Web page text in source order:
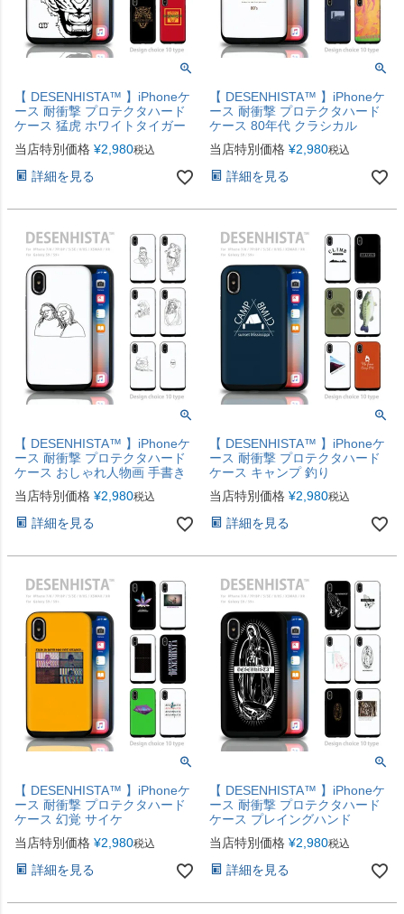
【 DESENHISTA™ 】iPhoneケ
ース 耐衝撃 プロテクタハード
ケース 猛虎 ホワイトタイガー
当店特別価格 ¥2,980税込
詳細を見る
【 DESENHISTA™ 】iPhoneケ
ース 耐衝撃 プロテクタハード
ケース 80年代 クラシカル
当店特別価格 ¥2,980税込
詳細を見る
【 DESENHISTA™ 】iPhoneケ
ース 耐衝撃 プロテクタハード
ケース おしゃれ人物画 手書き
当店特別価格 ¥2,980税込
詳細を見る
【 DESENHISTA™ 】iPhoneケ
ース 耐衝撃 プロテクタハード
ケース キャンプ 釣り
当店特別価格 ¥2,980税込
詳細を見る
【 DESENHISTA™ 】iPhoneケ
ース 耐衝撃 プロテクタハード
ケース 幻覚 サイケ
当店特別価格 ¥2,980税込
詳細を見る
【 DESENHISTA™ 】iPhoneケ
ース 耐衝撃 プロテクタハード
ケース プレイングハンド
当店特別価格 ¥2,980税込
詳細を見る